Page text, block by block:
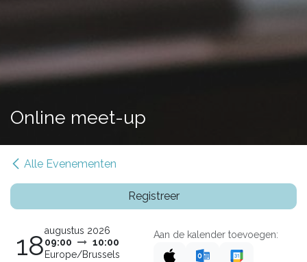
Online meet-up
Alle Evenementen
Registreer
18augustus 2026
09:00
10:00
Europe/Brussels
Aan de kalender toevoegen: